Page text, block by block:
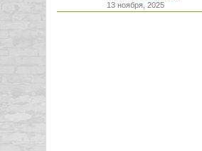
13 ноября, 2025